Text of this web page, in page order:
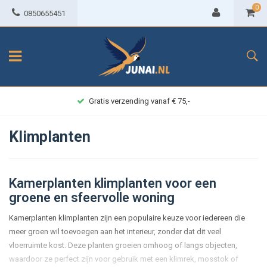
0850655451
0
Achteraf betalen
Klimplanten
Kamerplanten klimplanten voor een
groene en sfeervolle woning
Kamerplanten klimplanten zijn een populaire keuze voor iedereen die
meer groen wil toevoegen aan het interieur, zonder dat dit veel
vloerruimte kost. Deze planten groeien omhoog of langs objecten,
waardoor ze perfect zijn voor gebruik met een klimrek, mosstok of